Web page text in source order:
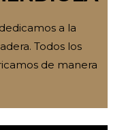
a la
Todos los
de manera